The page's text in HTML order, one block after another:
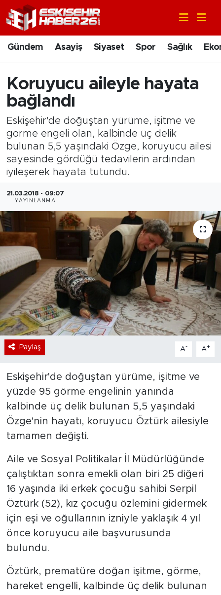
Gündem Asayiş Siyaset Spor Sağlık
Koruyucu aileyle hayata
bağlandı
Eskişehir'de doğuştan yürüme, işitme ve
görme engeli olan, kalbinde üç delik
bulunan 5,5 yaşındaki Özge, koruyucu ailesi
sayesinde gördüğü tedavilerin ardından
iyileşerek hayata tutundu.
21.03.2018 - 09:07
YAYINLANMA
Paylaş A- A+
Eskişehir'de doğuştan yürüme, işitme ve
yüzde 95 görme engelinin yanında
kalbinde üç delik bulunan 5,5 yaşındaki
Özge'nin hayatı, koruyucu Öztürk ailesiyle
tamamen değişti.
Aile ve Sosyal Politikalar İl Müdürlüğünde
çalıştıktan sonra emekli olan biri 25 diğeri
16 yaşında iki erkek çocuğu sahibi Serpil
Öztürk (52), kız çocuğu özlemini gidermek
için eşi ve oğullarının izniyle yaklaşık 4 yıl
önce koruyucu aile başvurusunda
bulundu.
Öztürk, prematüre doğan işitme, görme,
hareket engelli, kalbinde üç delik bulunan
Gündem
Asayiş
Siyaset
Sağlık
Ekonomi
Sanat
Bölge
Teknoloji
Magazin
Dünya
Sektör
Nöbetçi Eczaneler
Hava Durumu
Trafik Durumu
Tüm Manşetler
Son Dakika Haberleri